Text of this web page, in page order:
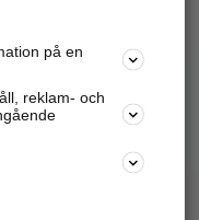
mm.
företaget
på en
reklam- och